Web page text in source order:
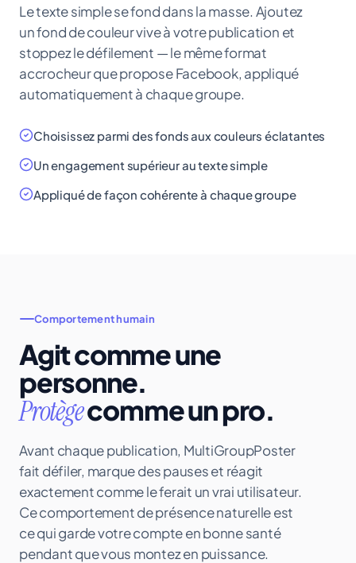
Le texte simple se fond dans la masse. Ajoutez
un fond de couleur vive à votre publication et
stoppez le défilement — le même format
accrocheur que propose Facebook, appliqué
automatiquement à chaque groupe.
Choisissez parmi des fonds aux couleurs éclatantes
Un engagement supérieur au texte simple
Appliqué de façon cohérente à chaque groupe
Comportement humain
Agit comme une
personne.
Protègecomme un pro.
Avant chaque publication, MultiGroupPoster
fait défiler, marque des pauses et réagit
exactement comme le ferait un vrai utilisateur.
Ce comportement de présence naturelle est
ce qui garde votre compte en bonne santé
pendant que vous montez en puissance.